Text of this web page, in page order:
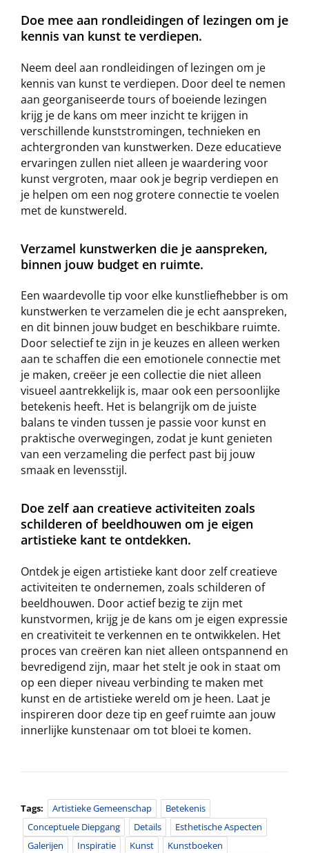
Doe mee aan rondleidingen of lezingen om je
kennis van kunst te verdiepen.
Neem deel aan rondleidingen of lezingen om je
kennis van kunst te verdiepen. Door deel te nemen
aan georganiseerde tours of boeiende lezingen
krijg je de kans om meer inzicht te krijgen in
verschillende kunststromingen, technieken en
achtergronden van kunstwerken. Deze educatieve
ervaringen zullen niet alleen je waardering voor
kunst vergroten, maar ook je begrip verdiepen en
je helpen om een nog grotere connectie te voelen
met de kunstwereld.
Verzamel kunstwerken die je aanspreken,
binnen jouw budget en ruimte.
Een waardevolle tip voor elke kunstliefhebber is om
kunstwerken te verzamelen die je echt aanspreken,
en dit binnen jouw budget en beschikbare ruimte.
Door selectief te zijn in je keuzes en alleen werken
aan te schaffen die een emotionele connectie met
je maken, creëer je een collectie die niet alleen
visueel aantrekkelijk is, maar ook een persoonlijke
betekenis heeft. Het is belangrijk om de juiste
balans te vinden tussen je passie voor kunst en
praktische overwegingen, zodat je kunt genieten
van een verzameling die perfect past bij jouw
smaak en levensstijl.
Doe zelf aan creatieve activiteiten zoals
schilderen of beeldhouwen om je eigen
artistieke kant te ontdekken.
Ontdek je eigen artistieke kant door zelf creatieve
activiteiten te ondernemen, zoals schilderen of
beeldhouwen. Door actief bezig te zijn met
kunstvormen, krijg je de kans om je eigen expressie
en creativiteit te verkennen en te ontwikkelen. Het
proces van creëren kan niet alleen ontspannend en
bevredigend zijn, maar het stelt je ook in staat om
op een dieper niveau verbinding te maken met
kunst en de artistieke wereld om je heen. Laat je
inspireren door deze tip en geef ruimte aan jouw
innerlijke kunstenaar om tot bloei te komen.
Tags: Artistieke Gemeenschap
Betekenis
Conceptuele Diepgang
Details
Esthetische Aspecten
Galerijen
Inspiratie Kunst
Kunstboeken